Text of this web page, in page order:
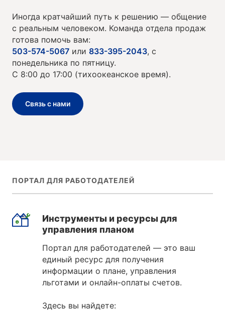
Иногда кратчайший путь к решению — общение
с реальным человеком. Команда отдела продаж
готова помочь вам:
503-574-5067 или 833-395-2043, с
понедельника по пятницу.
С 8:00 до 17:00 (тихоокеанское время).
Связь с нами
ПОРТАЛ ДЛЯ РАБОТОДАТЕЛЕЙ
Инструменты и ресурсы для
управления планом
Портал для работодателей — это ваш
единый ресурс для получения
информации о плане, управления
льготами и онлайн-оплаты счетов.
Здесь вы найдете: